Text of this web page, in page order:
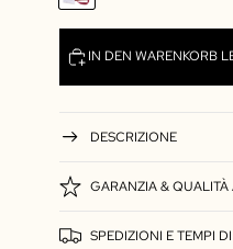
IN DEN WARENKORB
DESCRIZIONE
GARANZIA & QUALITÀ
SPEDIZIONI E TEMPI